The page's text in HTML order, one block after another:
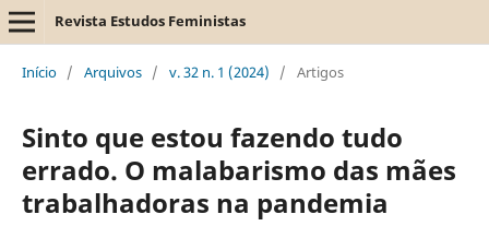
Revista Estudos Feministas
Início / Arquivos / v. 32 n. 1 (2024) / Artigos
Sinto que estou fazendo tudo
errado. O malabarismo das mães
trabalhadoras na pandemia